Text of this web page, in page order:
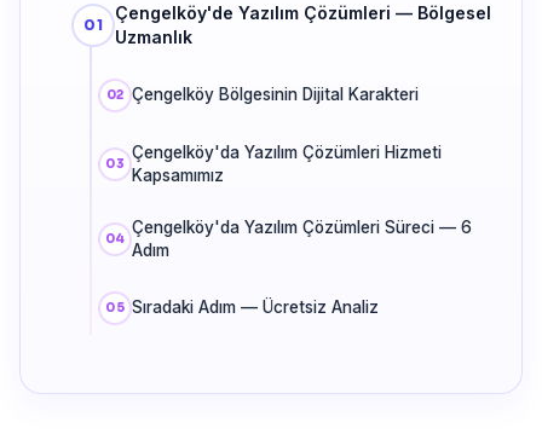
Çengelköy'de Yazılım Çözümleri — Bölgesel
Uzmanlık
Çengelköy Bölgesinin Dijital Karakteri
Çengelköy'da Yazılım Çözümleri Hizmeti
Kapsamımız
Çengelköy'da Yazılım Çözümleri Süreci — 6
Adım
Sıradaki Adım — Ücretsiz Analiz